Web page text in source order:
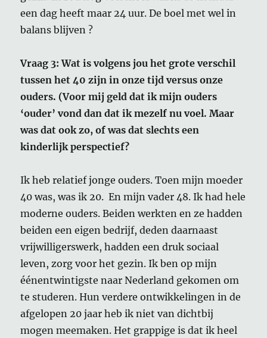
een dag heeft maar 24 uur. De boel met wel in
balans blijven ?
Vraag 3: Wat is volgens jou het grote verschil
tussen het 40 zijn in onze tijd versus onze
ouders. (Voor mij geld dat ik mijn ouders
‘ouder’ vond dan dat ik mezelf nu voel. Maar
was dat ook zo, of was dat slechts een
kinderlijk perspectief?
Ik heb relatief jonge ouders. Toen mijn moeder
40 was, was ik 20. En mijn vader 48. Ik had hele
moderne ouders. Beiden werkten en ze hadden
beiden een eigen bedrijf, deden daarnaast
vrijwilligerswerk, hadden een druk sociaal
leven, zorg voor het gezin. Ik ben op mijn
éénentwintigste naar Nederland gekomen om
te studeren. Hun verdere ontwikkelingen in de
afgelopen 20 jaar heb ik niet van dichtbij
mogen meemaken. Het grappige is dat ik heel